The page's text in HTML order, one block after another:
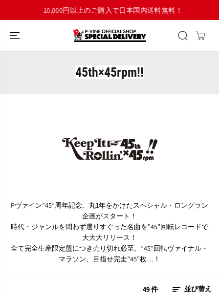
コンテンツにス10,000円以上のご購入で日本国内送料無料！
45th×45rpm!!
Pヴァイン”45”周年記念、丸1年をかけたスペシャル・ロングラン
企画がスタート！
時代・ジャンルを問わず選りすぐった名曲を”45”回転レコードで
大大大リリース！
全て完全生産限定盤につき売り切れ必至。”45”回転ヴァイナル・
マラソン、目指せ完走”45”枚…！
49 件 並び替え